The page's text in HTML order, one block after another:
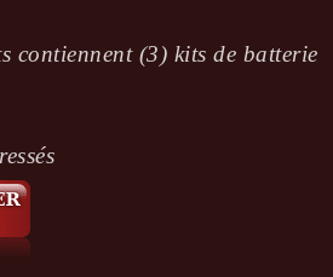
contiennent (3) kits de batterie